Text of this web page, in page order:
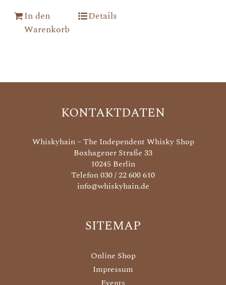
In den
Warenkorb
Details
KONTAKTDATEN
Whiskyhain – The Independent Whisky Shop
Boxhagener Straße 33
10245 Berlin
Telefon 030 / 22 600 610
info@whiskyhain.de
SITEMAP
Online Shop
Impressum